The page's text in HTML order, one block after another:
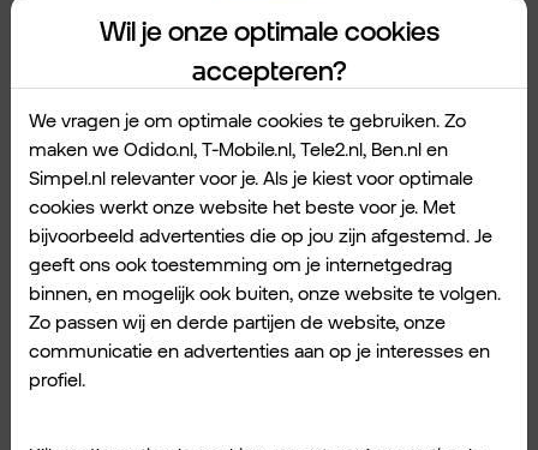
Microsoft Copilot
AI-assistent: chat, vraag, zoek, maak
| AI-antwoord, chatbot, afbeelding
Creator
Wil je onze optimale cookies
accepteren?
We vragen je om optimale cookies te gebruiken. Zo
maken we Odido.nl, T-Mobile.nl, Tele2.nl, Ben.nl en
Simpel.nl relevanter voor je. Als je kiest voor optimale
cookies werkt onze website het beste voor je. Met
bijvoorbeeld advertenties die op jou zijn afgestemd. Je
geeft ons ook toestemming om je internetgedrag
binnen, en mogelijk ook buiten, onze website te volgen.
Zo passen wij en derde partijen de website, onze
communicatie en advertenties aan op je interesses en
profiel.